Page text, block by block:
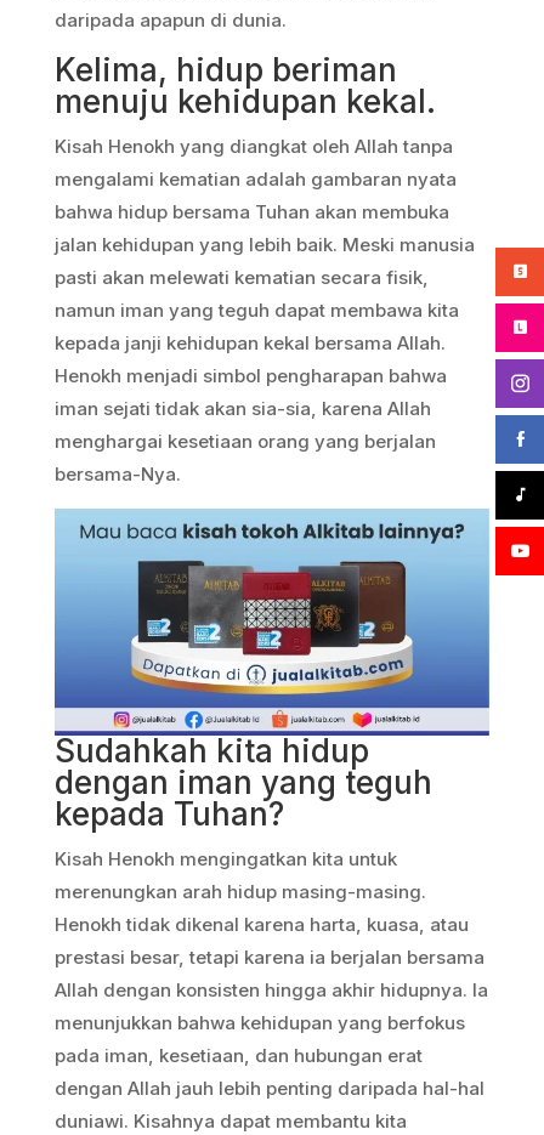
daripada apapun di dunia.
Kelima, hidup beriman
menuju kehidupan kekal.
Kisah Henokh yang diangkat oleh Allah tanpa
mengalami kematian adalah gambaran nyata
bahwa hidup bersama Tuhan akan membuka
jalan kehidupan yang lebih baik. Meski manusia
pasti akan melewati kematian secara fisik,
namun iman yang teguh dapat membawa kita
kepada janji kehidupan kekal bersama Allah.
Henokh menjadi simbol pengharapan bahwa
iman sejati tidak akan sia-sia, karena Allah
menghargai kesetiaan orang yang berjalan
bersama-Nya.
Sudahkah kita hidup
dengan iman yang teguh
kepada Tuhan?
Kisah Henokh mengingatkan kita untuk
merenungkan arah hidup masing-masing.
Henokh tidak dikenal karena harta, kuasa, atau
prestasi besar, tetapi karena ia berjalan bersama
Allah dengan konsisten hingga akhir hidupnya. Ia
menunjukkan bahwa kehidupan yang berfokus
pada iman, kesetiaan, dan hubungan erat
dengan Allah jauh lebih penting daripada hal-hal
duniawi. Kisahnya dapat membantu kita